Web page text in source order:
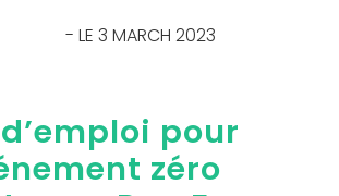
- LE 3 MARCH 2023
pour
zéro